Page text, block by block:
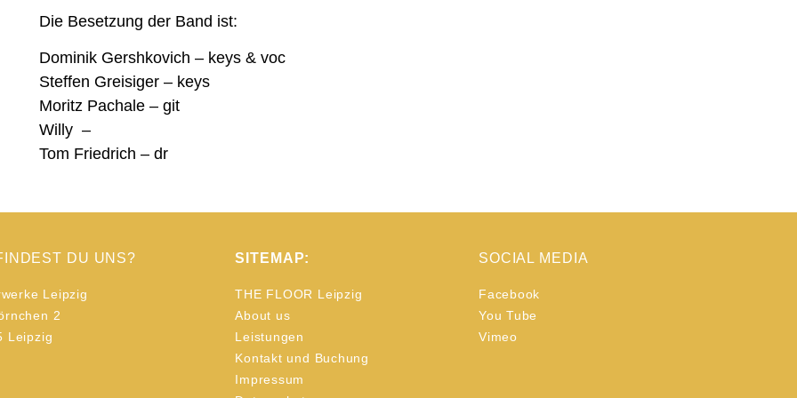
Die Besetzung der Band ist:
Dominik Gershkovich – keys & voc
Steffen Greisiger – keys
Moritz Pachale – git
Willy –
Tom Friedrich – dr
DU UNS?
Leipzig
2
Leipzig
SITEMAP:
THE FLOOR Leipzig
About us
Leistungen
Kontakt und Buchung
Impressum
SOCIAL MEDIA
Facebook
You Tube
Vimeo